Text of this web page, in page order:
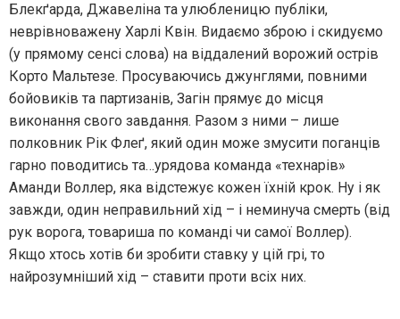
Блекґарда, Джавеліна та улюбленицю публіки,
неврівноважену Харлі Квін. Видаємо зброю і скидуємо
(у прямому сенсі слова) на віддалений ворожий острів
Корто Мальтезе. Просуваючись джунглями, повними
бойовиків та партизанів, Загін прямує до місця
виконання свого завдання. Разом з ними – лише
полковник Рік Флеґ, який один може змусити поганців
гарно поводитись та…урядова команда «технарів»
Аманди Воллер, яка відстежує кожен їхній крок. Ну і як
завжди, один неправильний хід – і неминуча смерть (від
рук ворога, товариша по команді чи самої Воллер).
Якщо хтось хотів би зробити ставку у цій грі, то
найрозумніший хід – ставити проти всіх них.